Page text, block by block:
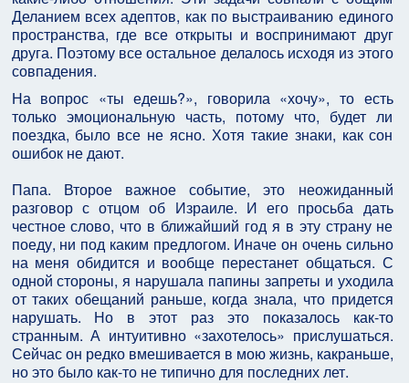
Деланием всех адептов, как по выстраиванию единого
пространства, где все открыты и воспринимают друг
друга. Поэтому все остальное делалось исходя из этого
совпадения.
На вопрос «ты едешь?», говорила «хочу», то есть
только эмоциональную часть, потому что, будет ли
поездка, было все не ясно. Хотя такие знаки, как сон
ошибок не дают.
Папа. Второе важное событие, это неожиданный
разговор с отцом об Израиле. И его просьба дать
честное слово, что в ближайший год я в эту страну не
поеду, ни под каким предлогом. Иначе он очень сильно
на меня обидится и вообще перестанет общаться. С
одной стороны, я нарушала папины запреты и уходила
от таких обещаний раньше, когда знала, что придется
нарушать. Но в этот раз это показалось как-то
странным. А интуитивно «захотелось» прислушаться.
Сейчас он редко вмешивается в мою жизнь, какраньше,
но это было как-то не типично для последних лет.